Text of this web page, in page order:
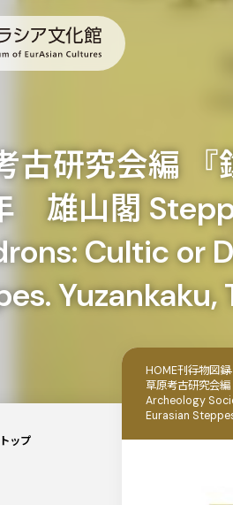
古研究会編 『
雄山閣
Cultic or
Yuzankaku,
HOME刊行物図録
草原考古研究会
Archeology
Eurasian
ップ